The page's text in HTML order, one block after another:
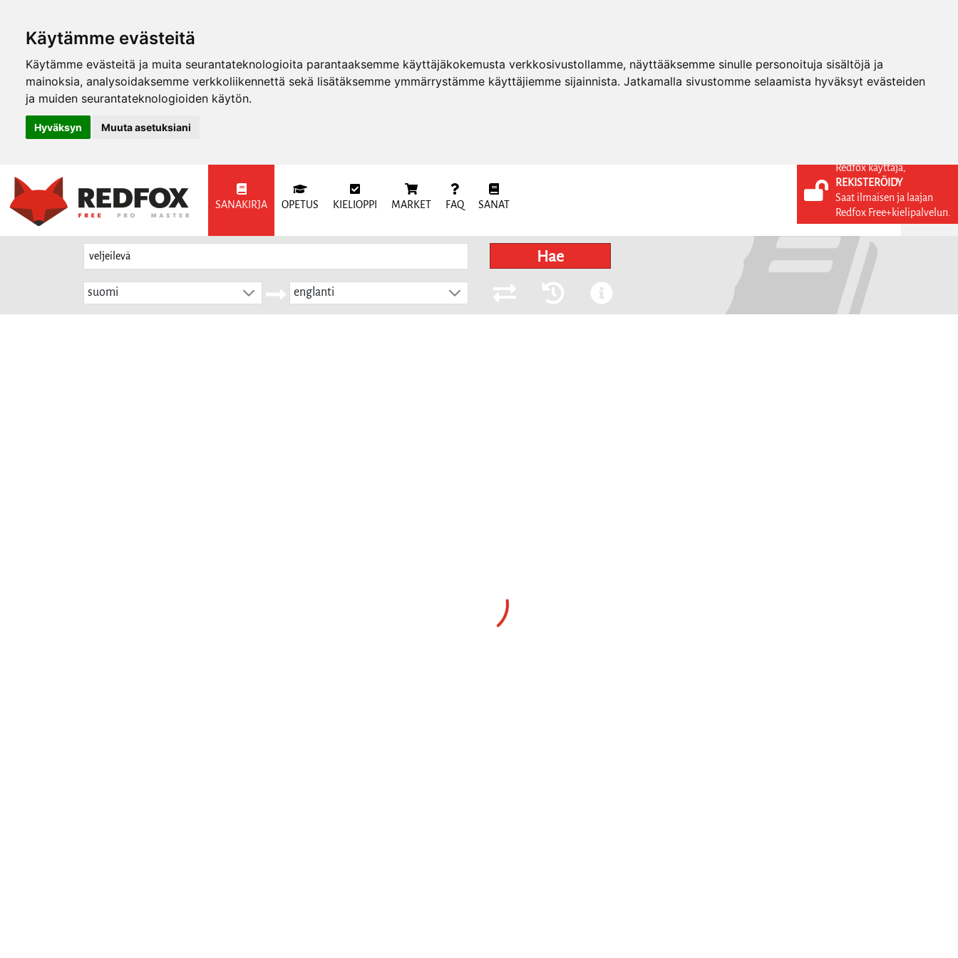
Käytämme evästeitä
Käytämme evästeitä ja muita seurantateknologioita parantaaksemme käyttäjäkokemusta verkkosivustollamme, näyttääksemme sinulle personoituja sisältöjä ja
mainoksia, analysoidaksemme verkkoliikennettä sekä lisätäksemme ymmärrystämme käyttäjiemme sijainnista. Jatkamalla sivustomme selaamista hyväksyt evästeiden
ja muiden seurantateknologioiden käytön.
Hyväksyn Muuta asetuksiani
SANAKIRJA OPETUS KIELIOPPI MARKET FAQ SANAT
KIRJAUDU SISÄÄN
REKISTERÖIDY
Hae
suomi englanti
Redfox käyttäjä,
REKISTERÖIDY
Saat ilmaisen ja laajan
Redfox Free+kielipalvelun.